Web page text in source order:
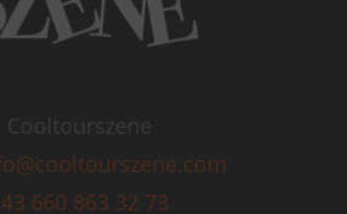
Cooltourszene
660 863 32 73